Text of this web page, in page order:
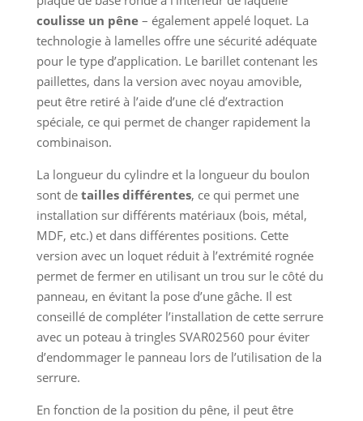
coulisse un pêne– également appelé loquet. La
technologie à lamelles offre une sécurité adéquate
pour le type d’application. Le barillet contenant les
paillettes, dans la version avec noyau amovible,
peut être retiré à l’aide d’une clé d’extraction
spéciale, ce qui permet de changer rapidement la
combinaison.
La longueur du cylindre et la longueur du boulon
sont de tailles différentes, ce qui permet une
installation sur différents matériaux (bois, métal,
MDF, etc.) et dans différentes positions. Cette
version avec un loquet réduit à l’extrémité rognée
permet de fermer en utilisant un trou sur le côté du
panneau, en évitant la pose d’une gâche. Il est
conseillé de compléter l’installation de cette serrure
avec un poteau à tringles SVAR02560 pour éviter
d’endommager le panneau lors de l’utilisation de la
serrure.
En fonction de la position du pêne, il peut être